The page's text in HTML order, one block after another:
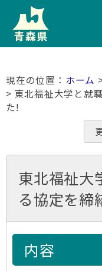
ホーム
> 東北福祉大学と就
た!
東北福祉大
る協定を締
内容